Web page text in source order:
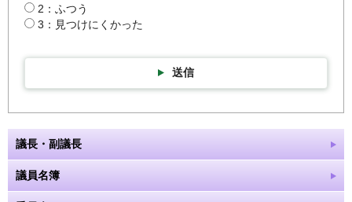
2：ふつう
3：見つけにくかった
送信
議長・副議長
議員名簿